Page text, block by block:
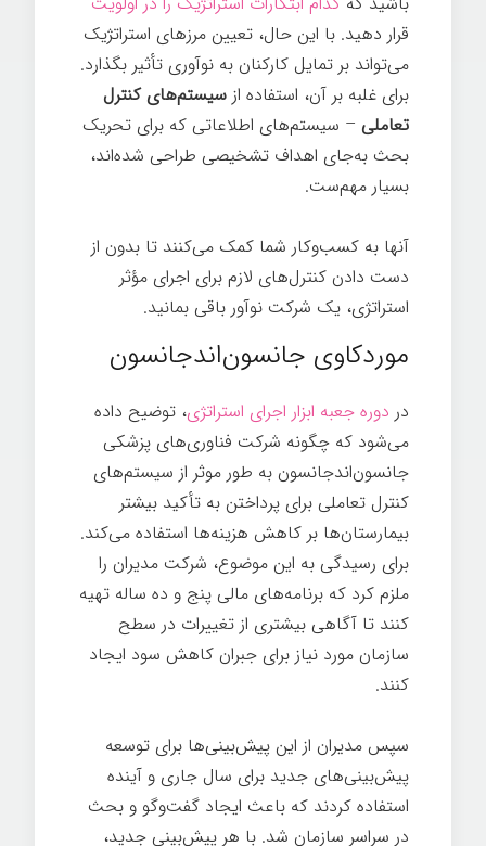
قرار دهید. با این حال، تعیین مرزهای استراتژیک
می‌تواند بر تمایل کارکنان به نوآوری تأثیر بگذارد.
برای غلبه بر آن، استفاده از سیستم‌های کنترل
تعاملی – سیستم‌های اطلاعاتی که برای تحریک
بحث به‌جای اهداف تشخیصی طراحی شده‌اند،
بسیار مهم‌ست.
آنها به کسب‌وکار شما کمک می‌کنند تا بدون از
دست دادن کنترل‌های لازم برای اجرای مؤثر
استراتژی، یک شرکت نوآور باقی بمانید.
موردکاوی جانسون‌اندجانسون
در دوره جعبه ابزار اجرای استراتژی، توضیح داده
می‌شود که چگونه شرکت فناوری‌های پزشکی
جانسون‌اندجانسون به طور موثر از سیستم‌های
کنترل تعاملی برای پرداختن به تأکید بیشتر
بیمارستان‌ها بر کاهش هزینه‌ها استفاده می‌کند.
برای رسیدگی به این موضوع، شرکت مدیران را
ملزم کرد که برنامه‌های مالی پنج و ده ساله تهیه
کنند تا آگاهی بیشتری از تغییرات در سطح
سازمان مورد نیاز برای جبران کاهش سود ایجاد
کنند.
سپس مدیران از این پیش‌بینی‌ها برای توسعه
پیش‌بینی‌های جدید برای سال جاری و آینده
استفاده کردند که باعث ایجاد گفت‌وگو و بحث
در سراسر سازمان شد. با هر پیش‌بینی جدید،